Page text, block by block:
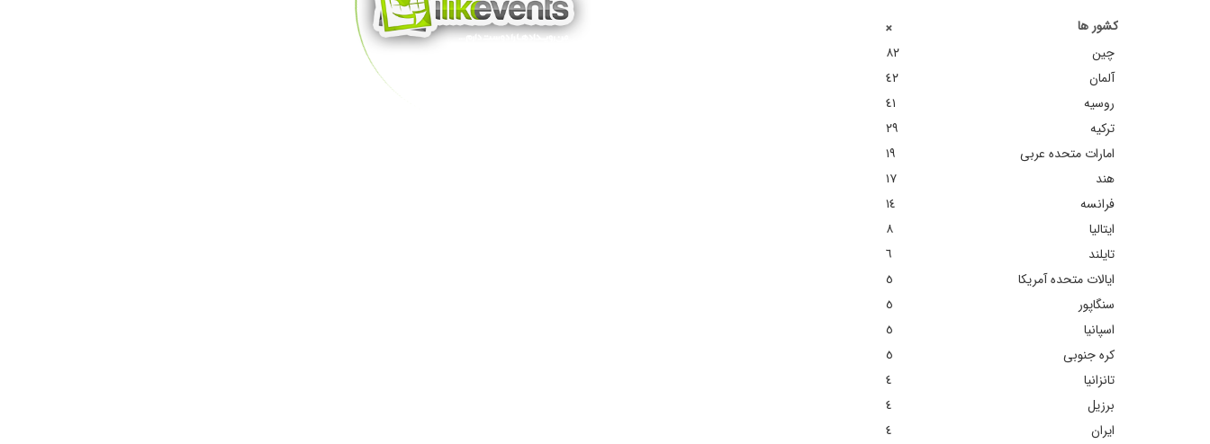
کشور ها +
چین
٨٢
آلمان
٤٢
روسیه
٤١
ترکیه
٢٩
امارات متحده عربی
١٩
هند
١٧
فرانسه
١٤
ایتالیا
٨
تایلند
٦
ایالات متحده آمریکا
٥
سنگاپور
٥
اسپانیا
٥
کره جنوبی
٥
تانزانیا
٤
برزیل
٤
ایران
٤